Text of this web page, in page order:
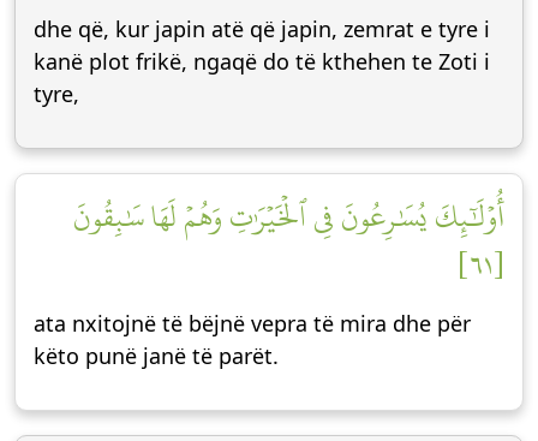
dhe që, kur japin atë që japin, zemrat e tyre i
kanë plot frikë, ngaqë do të kthehen te Zoti i
tyre,
أُوْلَٰٓئِكَ يُسَٰرِعُونَ فِي ٱلۡخَيۡرَٰتِ وَهُمۡ لَهَا سَٰبِقُونَ
[٦١]
ata nxitojnë të bëjnë vepra të mira dhe për
këto punë janë të parët.